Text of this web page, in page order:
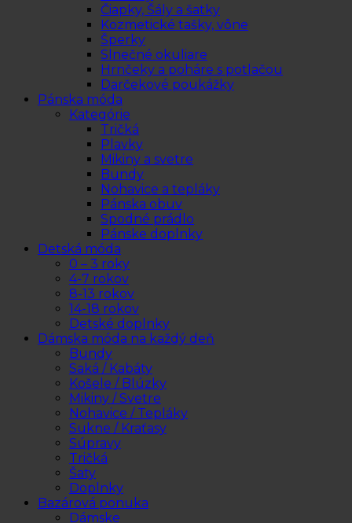
Čiapky, Šály a šatky
Kozmetické tašky, vône
Šperky
Slnečné okuliare
Hrnčeky a poháre s potlačou
Darčekové poukážky
Pánska móda
Kategórie
Tričká
Plavky
Mikiny a svetre
Bundy
Nohavice a tepláky
Pánska obuv
Spodné prádlo
Pánske doplnky
Detská móda
0 – 3 roky
4-7 rokov
8-13 rokov
14-18 rokov
Detské doplnky
Dámska móda na každý deň
Bundy
Saká / Kabáty
Košele / Blúzky
Mikiny / Svetre
Nohavice / Tepláky
Sukne / Kraťasy
Súpravy
Tričká
Šaty
Doplnky
Bazárová ponuka
Dámske